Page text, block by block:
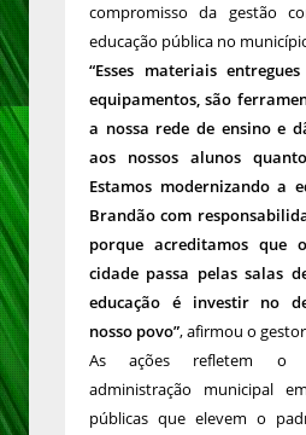
compromisso da gestão
educação pública no
“Esses materiais
equipamentos, são
a nossa rede de ensino e
aos nossos alunos
Estamos modernizando a
Brandão com
porque acreditamos que
cidade passa pelas salas
educação é investir no
nosso povo”, afirmou o
As ações refletem o
administração municipal
públicas que elevem o